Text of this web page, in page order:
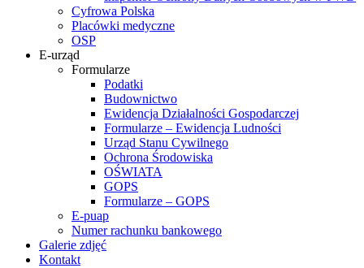
Cyfrowa Polska
Placówki medyczne
OSP
E-urząd
Formularze
Podatki
Budownictwo
Ewidencja Działalności Gospodarczej
Formularze – Ewidencja Ludności
Urząd Stanu Cywilnego
Ochrona Środowiska
OŚWIATA
GOPS
Formularze – GOPS
E-puap
Numer rachunku bankowego
Galerie zdjęć
Kontakt